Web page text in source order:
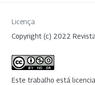
Licença
Copyright (c) 2022
Este trabalho está